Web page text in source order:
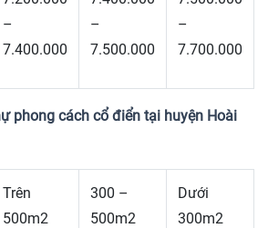
–
7.400.000
–
7.500.000
–
7.700.000
phong cách cổ điển tại huyện Hoài
Trên
500m2
300 –
500m2
Dưới
300m2